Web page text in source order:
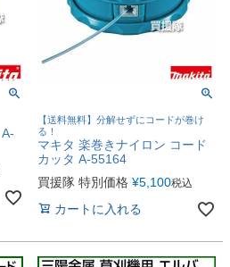
【送料無料】分解せずにコードが巻け
る！
マキタ 楽巻きナイロン コード
カッタ A-55164
買援隊 特別価格 ¥5,100税込
カートに入れる